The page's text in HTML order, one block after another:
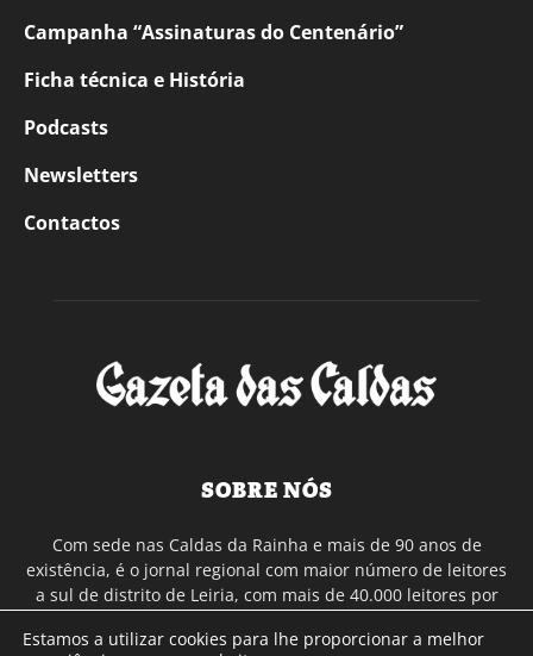
Campanha “Assinaturas do Centenário”
Ficha técnica e História
Podcasts
Newsletters
Contactos
SOBRE NÓS
Com sede nas Caldas da Rainha e mais de 90 anos de
existência, é o jornal regional com maior número de leitores
a sul de distrito de Leiria, com mais de 40.000 leitores por
Continental e assinatura online.
Estamos a utilizar cookies para lhe proporcionar a melhor